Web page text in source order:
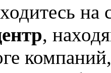
на
,